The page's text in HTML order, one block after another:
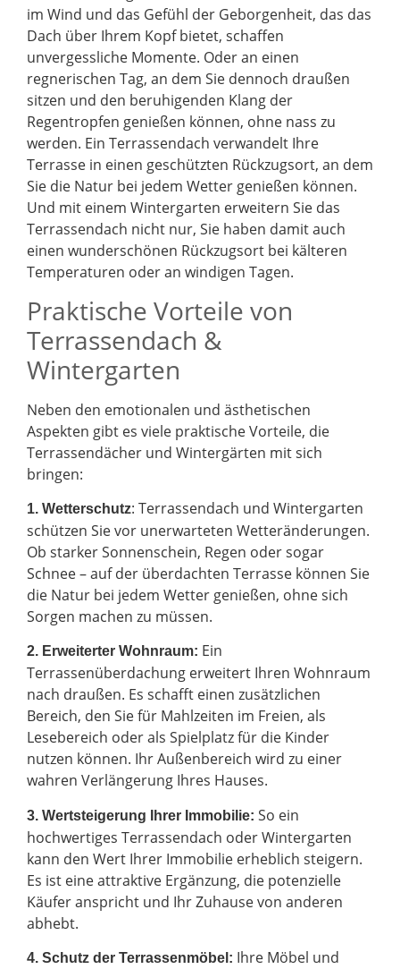
im Wind und das Gefühl der Geborgenheit, das das
Dach über Ihrem Kopf bietet, schaffen
unvergessliche Momente. Oder an einen
regnerischen Tag, an dem Sie dennoch draußen
sitzen und den beruhigenden Klang der
Regentropfen genießen können, ohne nass zu
werden. Ein Terrassendach verwandelt Ihre
Terrasse in einen geschützten Rückzugsort, an dem
Sie die Natur bei jedem Wetter genießen können.
Und mit einem Wintergarten erweitern Sie das
Terrassendach nicht nur, Sie haben damit auch
einen wunderschönen Rückzugsort bei kälteren
Temperaturen oder an windigen Tagen.
Praktische Vorteile von
Terrassendach &
Wintergarten
Neben den emotionalen und ästhetischen
Aspekten gibt es viele praktische Vorteile, die
Terrassendächer und Wintergärten mit sich
bringen:
1. Wetterschutz: Terrassendach und Wintergarten
schützen Sie vor unerwarteten Wetteränderungen.
Ob starker Sonnenschein, Regen oder sogar
Schnee – auf der überdachten Terrasse können Sie
die Natur bei jedem Wetter genießen, ohne sich
Sorgen machen zu müssen.
2. Erweiterter Wohnraum: Ein
Terrassenüberdachung erweitert Ihren Wohnraum
nach draußen. Es schafft einen zusätzlichen
Bereich, den Sie für Mahlzeiten im Freien, als
Lesebereich oder als Spielplatz für die Kinder
nutzen können. Ihr Außenbereich wird zu einer
wahren Verlängerung Ihres Hauses.
3. Wertsteigerung Ihrer Immobilie: So ein
hochwertiges Terrassendach oder Wintergarten
kann den Wert Ihrer Immobilie erheblich steigern.
Es ist eine attraktive Ergänzung, die potenzielle
Käufer anspricht und Ihr Zuhause von anderen
abhebt.
4. Schutz der Terrassenmöbel: Ihre Möbel und